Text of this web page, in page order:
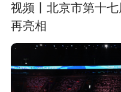
视频丨北京市第十
再亮相